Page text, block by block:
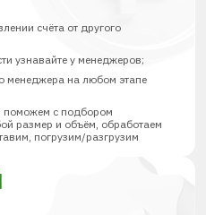
счёта от другого
узнавайте у менеджеров;
менеджера на любом этапе
поможем с подбором
размер и объём, обработаем
погрузим/разгрузим